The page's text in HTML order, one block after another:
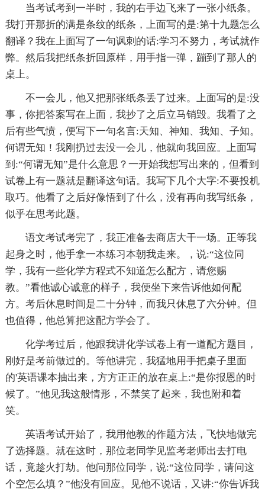
当考试考到一半时，我的右手边飞来了一张小纸条。
我打开那折的满是条纹的纸条，上面写的是:第十九题怎么
翻译？我在上面写了一句讽刺的话:学习不努力，考试就作
弊。然后我把纸条折回原样，用手指一弹，蹦到了那人的
桌上。
不一会儿，他又把那张纸条丢了过来。上面写的是:没
事，你把答案写在上面，我抄了之后立马销毁。我看了之
后有些气愤，便写下一句名言:天知、神知、我知、子知。
何谓无知！我刚扔过去没一会儿，他就向我回应。上面写
到:“何谓无知”是什么意思？一开始我想写出来的，但看到
试卷上有一题就是翻译这句话。我写下几个大字:不要投机
取巧。他看了之后好像悟到了什么，没有再向我写纸条，
似乎在思考此题。
语文考试考完了，我正准备去商店大干一场。正等我
起身之时，他手拿一本练习本朝我走来。，说:“这位同
学，我有一些化学方程式不知道怎么配方，请您赐
教。”看他诚心诚意的样子，我便坐下来告诉他如何配
方。考后休息时间是二十分钟，而我只休息了六分钟。但
也值得，他总算把这配方学会了。
化学考过后，他跟我讲化学试卷上有一道配方题目，
刚好是考前做过的。等他讲完，我猛地用手把桌子里面
的'英语课本抽出来，方方正正的放在桌上:“是你报恩的时
候了。”他见我这般情形，不禁笑了起来，我也附和着
笑。
英语考试开始了，我用他教的作题方法，飞快地做完
了选择题。就在这时，那位老同学见监考老师出去打电
话，竟趁火打劫。他问那位同学，说:“这位同学，请问这
个空怎么填？”他没有回应。见他不说话，又讲:“你告诉我